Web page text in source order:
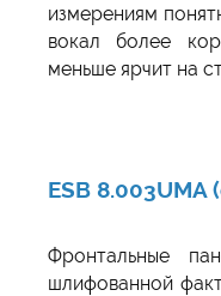
измерениям
вокал более
меньше ярчит на
ESB
Фронтальные
шлифованной